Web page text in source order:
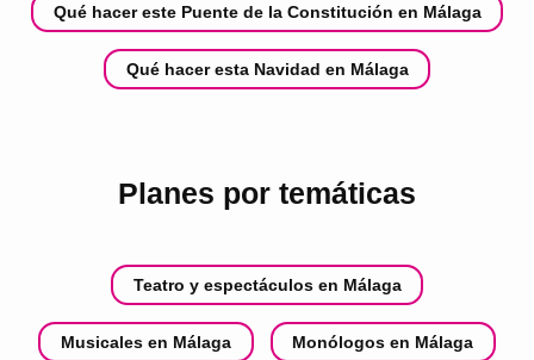
Qué hacer este Puente de la Constitución en Málaga
Qué hacer esta Navidad en Málaga
Planes por temáticas
Teatro y espectáculos en Málaga
Musicales en Málaga Monólogos en Málaga